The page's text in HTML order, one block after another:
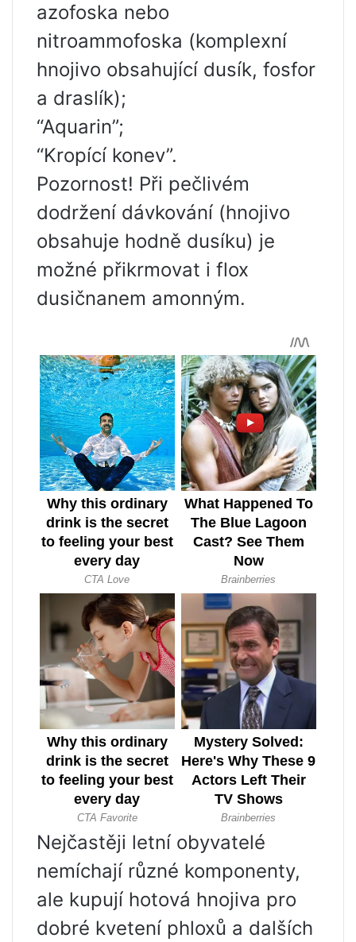
azofoska nebo
nitroammofoska (komplexní
hnojivo obsahující dusík, fosfor
a draslík);
“Aquarin”;
“Kropící konev”.
Pozornost! Při pečlivém
dodržení dávkování (hnojivo
obsahuje hodně dusíku) je
možné přikrmovat i flox
dusičnanem amonným.
Nejčastěji letní obyvatelé
nemíchají různé komponenty,
ale kupují hotová hnojiva pro
dobré kvetení phloxů a dalších